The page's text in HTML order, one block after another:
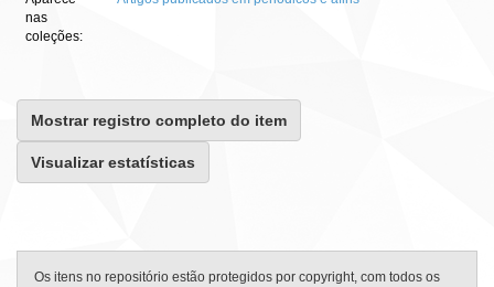
nas
coleções:
Mostrar registro completo do item
Visualizar estatísticas
Os itens no repositório estão protegidos por copyright, com todos os